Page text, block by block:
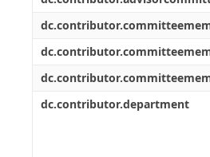
dc.contributor.department